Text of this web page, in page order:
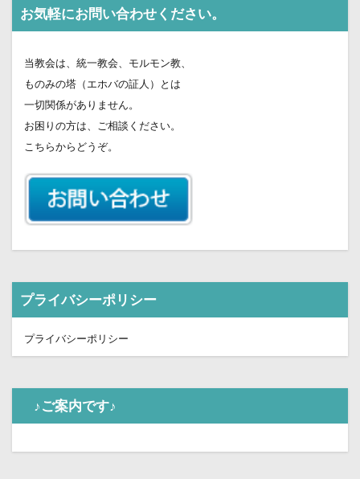
お気軽にお問い合わせください。
当教会は、統一教会、モルモン教、
ものみの塔（エホバの証人）とは
一切関係がありません。
お困りの方は、ご相談ください。
こちらからどうぞ。
プライバシーポリシー
プライバシーポリシー
♪ご案内です♪